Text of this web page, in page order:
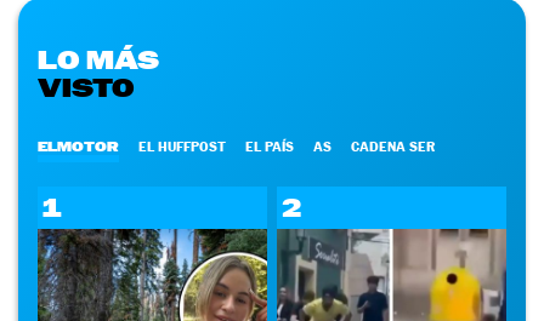
LO MÁS
VISTO
ELMOTOR EL HUFFPOST EL PAÍS AS CADENA SER
1 2